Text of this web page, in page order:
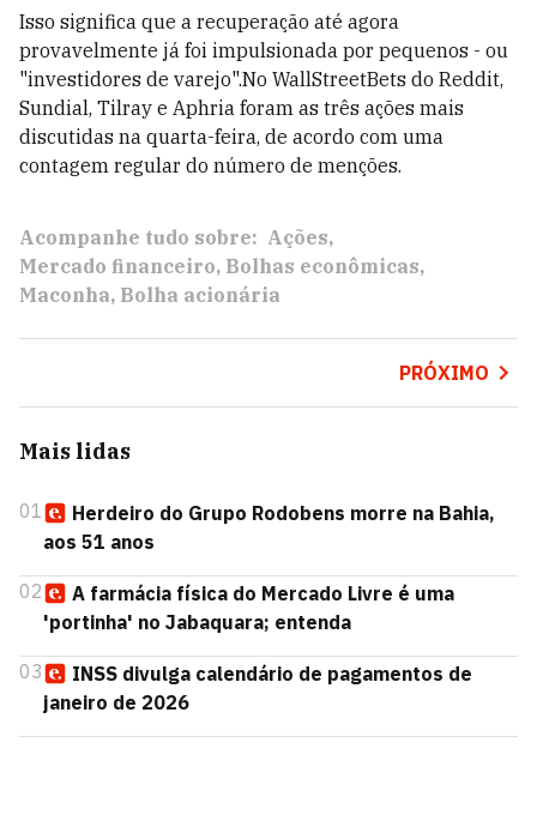
Isso significa que a recuperação até agora
provavelmente já foi impulsionada por pequenos - ou
"investidores de varejo".No WallStreetBets do Reddit,
Sundial, Tilray e Aphria foram as três ações mais
discutidas na quarta-feira, de acordo com uma
contagem regular do número de menções.
Acompanhe tudo sobre: Ações
Mercado financeiro Bolhas econômicas
Maconha Bolha acionária
PRÓXIMO
Mais lidas
01
Herdeiro do Grupo Rodobens morre na Bahia,
aos 51 anos
02
A farmácia física do Mercado Livre é uma
'portinha' no Jabaquara; entenda
03
INSS divulga calendário de pagamentos de
janeiro de 2026